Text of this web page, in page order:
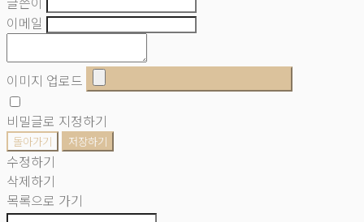
이메일
이미지 업로드
비밀글로 지정하기
돌아가기 저장하기
수정하기
삭제하기
목록으로 가기